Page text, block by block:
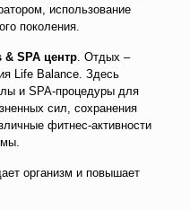
использование
поколения.
& SPA центр. Отдых –
Life Balance. Здесь
и SPA-процедуры для
сил, сохранения
фитнес-активности
организм и повышает